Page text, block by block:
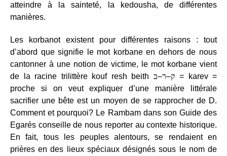
atteindre à la sainteté, la kedousha, de différentes
manières.
Les korbanot existent pour différentes raisons : tout
d’abord que signifie le mot korbane en dehors de nous
cantonner à une notion de victime, le mot korbane vient
de la racine trilittère kouf resh beith
ק–ר–
= karev =
proche si on veut expliquer d’une manière littérale
sacrifier une bête est un moyen de se rapprocher de D.
Comment et pourquoi? Le Rambam dans son Guide des
Egarés conseille de nous reporter au contexte historique.
En fait, tous les peuples alentours, se rendaient en
prières en des lieux spéciaux désignés sous le nom de